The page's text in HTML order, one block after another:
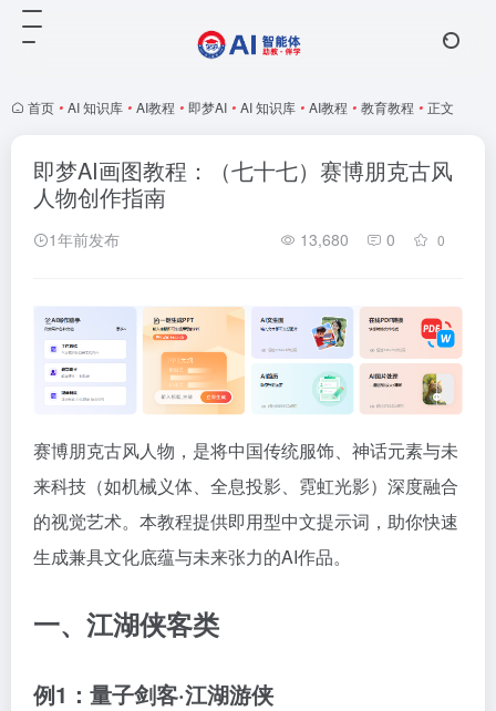
首页 • AI 知识库 • AI教程 • 即梦AI • AI 知识库 • AI教程 • 教育教程 • 正文
即梦AI画图教程：（七十七）赛博朋克古风
人物创作指南
1年前发布 13,680 0 0
赛博朋克古风人物，是将中国传统服饰、神话元素与未
来科技（如机械义体、全息投影、霓虹光影）深度融合
的视觉艺术。本教程提供即用型中文提示词，助你快速
生成兼具文化底蕴与未来张力的AI作品。
一、江湖侠客类
例1：量子剑客·江湖游侠